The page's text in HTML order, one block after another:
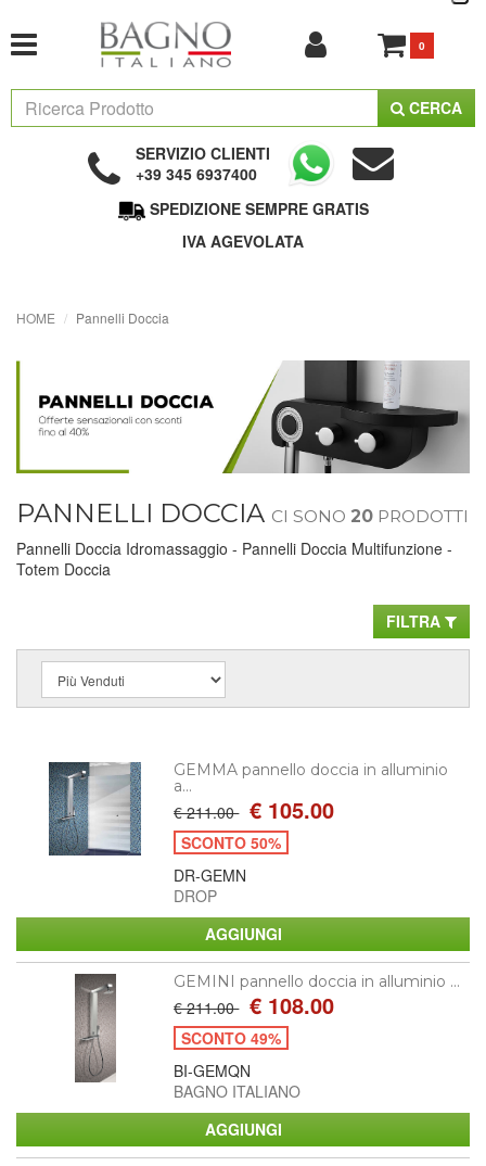
0
CERCA
SERVIZIO CLIENTI
+39 345 6937400
SPEDIZIONE SEMPRE GRATIS
IVA AGEVOLATA
HOME Pannelli Doccia
PANNELLI DOCCIA CI SONO 20 PRODOTTI
Pannelli Doccia Idromassaggio - Pannelli Doccia Multifunzione -
Totem Doccia
FILTRA
GEMMA pannello doccia in alluminio
a...
€ 211.00 € 105.00
SCONTO 50%
DR-GEMN
DROP
GEMINI pannello doccia in alluminio ...
€ 211.00 € 108.00
SCONTO 49%
BI-GEMQN
BAGNO ITALIANO